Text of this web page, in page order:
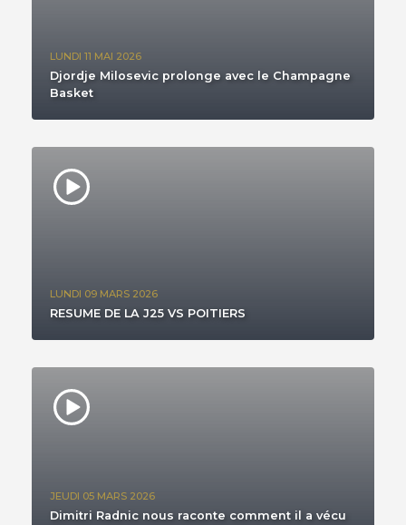
LUNDI 11 MAI 2026
Djordje Milosevic prolonge avec le Champagne
Basket
LUNDI 09 MARS 2026
RESUME DE LA J25 VS POITIERS
JEUDI 05 MARS 2026
Dimitri Radnic nous raconte comment il a vécu